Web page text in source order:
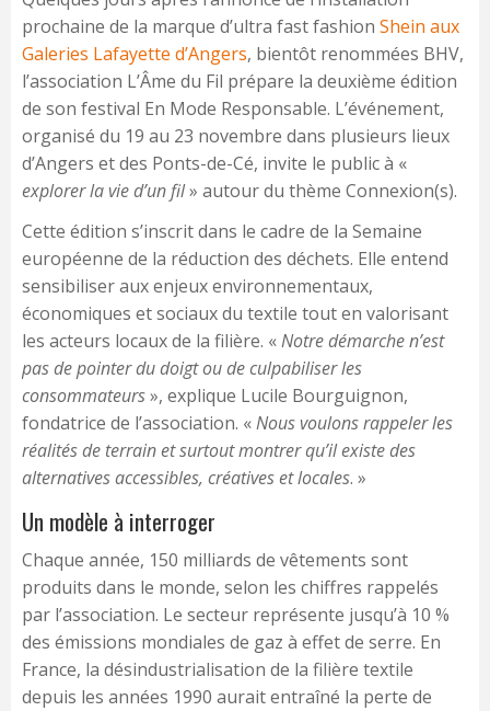
prochaine de la marque d’ultra fast fashion Shein aux
Galeries Lafayette d’Angers, bientôt renommées BHV,
l’association L’Âme du Fil prépare la deuxième édition
de son festival En Mode Responsable. L’événement,
organisé du 19 au 23 novembre dans plusieurs lieux
d’Angers et des Ponts-de-Cé, invite le public à «
explorer la vie d’un fil» autour du thème Connexion(s).
Cette édition s’inscrit dans le cadre de la Semaine
européenne de la réduction des déchets. Elle entend
sensibiliser aux enjeux environnementaux,
économiques et sociaux du textile tout en valorisant
les acteurs locaux de la filière. «Notre démarche n’est
pas de pointer du doigt ou de culpabiliser les
consommateurs», explique Lucile Bourguignon,
fondatrice de l’association. «Nous voulons rappeler les
réalités de terrain et surtout montrer qu’il existe des
alternatives accessibles, créatives et locales. »
Un modèle à interroger
Chaque année, 150 milliards de vêtements sont
produits dans le monde, selon les chiffres rappelés
par l’association. Le secteur représente jusqu’à 10 %
des émissions mondiales de gaz à effet de serre. En
France, la désindustrialisation de la filière textile
depuis les années 1990 aurait entraîné la perte de